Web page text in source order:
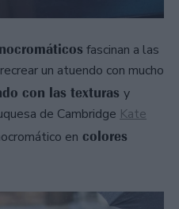
fascinan a las
un atuendo con mucho
con las texturas y
de Cambridge Kate
en colores